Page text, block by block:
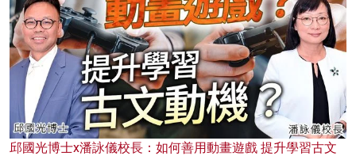
邱國光博士x潘詠儀校長：如何善用動畫遊戲 提升學習古文